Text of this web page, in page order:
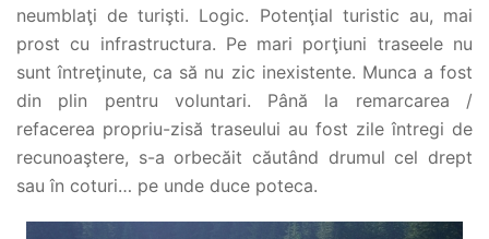
neumblaţi de turişti. Logic. Potenţial turistic au, mai
prost cu infrastructura. Pe mari porţiuni traseele nu
sunt întreţinute, ca să nu zic inexistente. Munca a fost
din plin pentru voluntari. Până la remarcarea /
refacerea propriu-zisă traseului au fost zile întregi de
recunoaştere, s-a orbecăit căutând drumul cel drept
sau în coturi… pe unde duce poteca.